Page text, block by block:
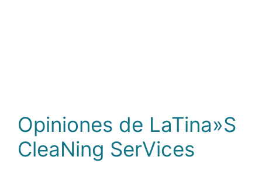
Opiniones de LaTina»S
CleaNing SerVices